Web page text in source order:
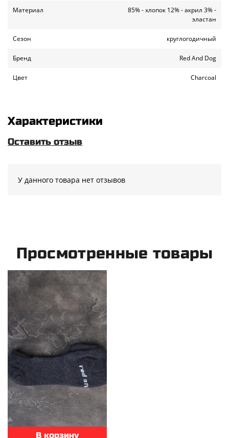
Материал
85% - хлопок 12% - акрил 3% -
эластан
Сезон круглогодичный
Бренд Red And Dog
Цвет Charcoal
Характеристики
Оставить отзыв
У данного товара нет отзывов
Просмотренные товары
В корзину